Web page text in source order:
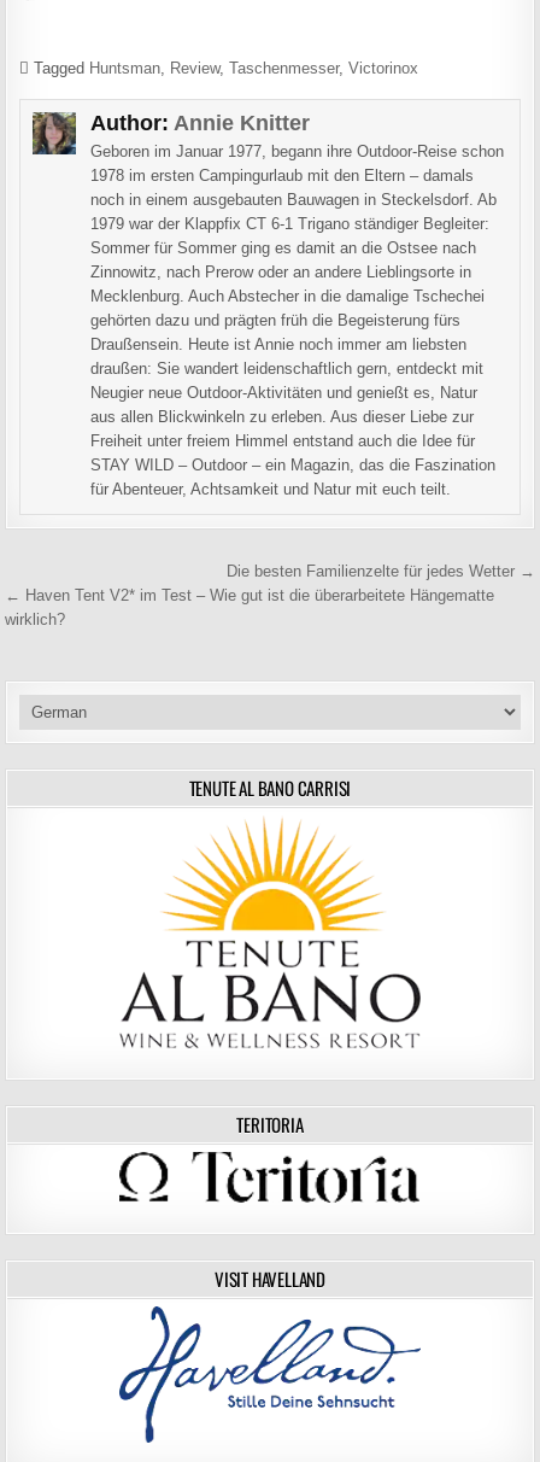
Tagged Huntsman, Review,Taschenmesser,Victorinox
Author: Annie Knitter
Geboren im Januar 1977, begann ihre Outdoor-Reise schon
1978 im ersten Campingurlaub mit den Eltern – damals
noch in einem ausgebauten Bauwagen in Steckelsdorf. Ab
1979 war der Klappfix CT 6-1 Trigano ständiger Begleiter:
Sommer für Sommer ging es damit an die Ostsee nach
Zinnowitz, nach Prerow oder an andere Lieblingsorte in
Mecklenburg. Auch Abstecher in die damalige Tschechei
gehörten dazu und prägten früh die Begeisterung fürs
Draußensein. Heute ist Annie noch immer am liebsten
draußen: Sie wandert leidenschaftlich gern, entdeckt mit
Neugier neue Outdoor-Aktivitäten und genießt es, Natur
aus allen Blickwinkeln zu erleben. Aus dieser Liebe zur
Freiheit unter freiem Himmel entstand auch die Idee für
STAY WILD – Outdoor – ein Magazin, das die Faszination
für Abenteuer, Achtsamkeit und Natur mit euch teilt.
BeitragsnavigationDie besten Familienzelte für jedes Wetter →
← Haven Tent V2* im Test – Wie gut ist die überarbeitete Hängematte
wirklich?
TENUTE AL BANO CARRISI
TERITORIA
VISIT HAVELLAND